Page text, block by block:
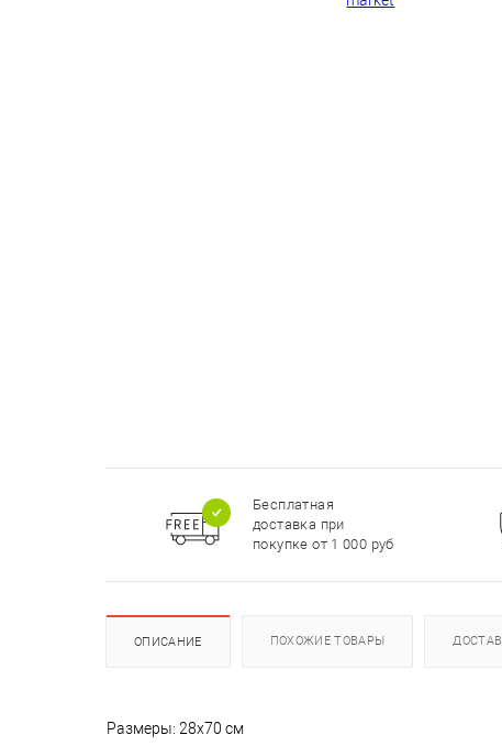
Бесплатная
доставка при
покупке от 1 000 руб
ОПИСАНИЕ ПОХОЖИЕ ТОВАРЫ
Размеры: 28x70 см